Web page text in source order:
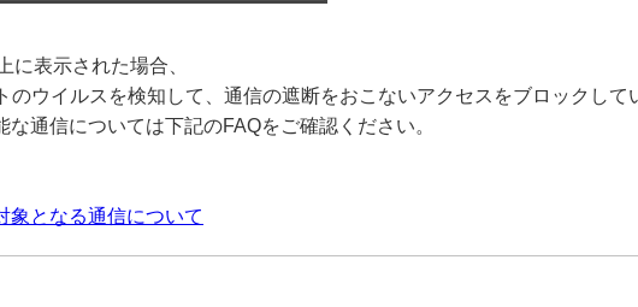
に表示された場合、
のウイルスを検知して、通信の遮断をおこないアクセスをブロックして
通信については下記のFAQをご確認ください。
象となる通信について